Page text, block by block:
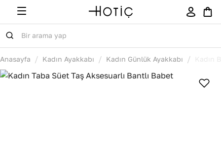
Anasayfa / Kadın Ayakkabı / Kadın Günlük Ayakkabı / Kadın